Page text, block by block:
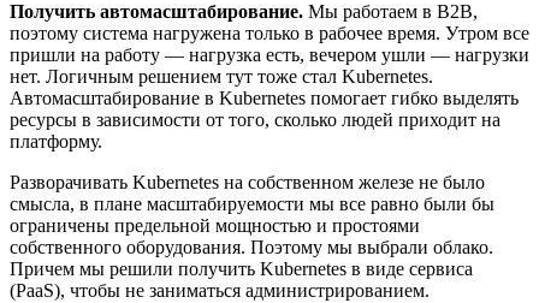
Получить автомасштабирование. Мы работаем в B2B,
поэтому система нагружена только в рабочее время. Утром все
пришли на работу — нагрузка есть, вечером ушли — нагрузки
нет. Логичным решением тут тоже стал Kubernetes.
Автомасштабирование в Kubernetes помогает гибко выделять
ресурсы в зависимости от того, сколько людей приходит на
платформу.
Разворачивать Kubernetes на собственном железе не было
смысла, в плане масштабируемости мы все равно были бы
ограничены предельной мощностью и простоями
собственного оборудования. Поэтому мы выбрали облако.
Причем мы решили получить Kubernetes в виде сервиса
(PaaS), чтобы не заниматься администрированием.